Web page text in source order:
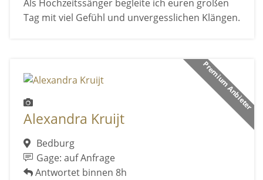
Als Hochzeitssänger begleite ich euren großen
Tag mit viel Gefühl und unvergesslichen Klängen.
Premium Anbieter
Alexandra Kruijt
Bedburg
Gage: auf Anfrage
Antwortet binnen 8h